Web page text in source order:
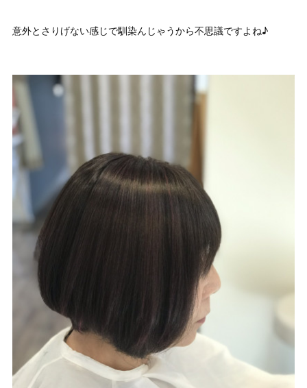
意外とさりげない感じで馴染んじゃうから不思議ですよね♪